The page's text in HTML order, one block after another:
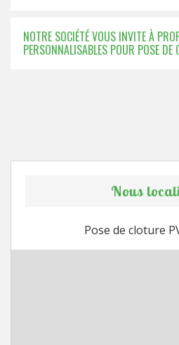
NOTRE SOCIÉTÉ VOUS INVITE À
PERSONNALISABLES POUR POSE DE
Nous
Pose de cloture